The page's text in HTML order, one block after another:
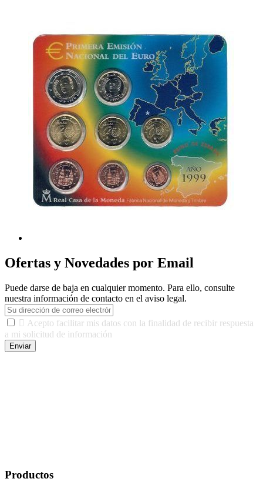
Ofertas y Novedades por Email
Puede darse de baja en cualquier momento. Para ello, consulte
nuestra información de contacto en el aviso legal.
 Acepto facilitar mis datos con la finalidad de recibir respuesta
a mi solicitud de información
Enviar
Productos